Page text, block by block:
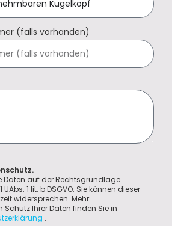
(falls vorhanden)
Daten auf der Rechtsgrundlage
1 lit. b DSGVO. Sie können dieser
widersprechen. Mehr
Ihrer Daten finden Sie in
.